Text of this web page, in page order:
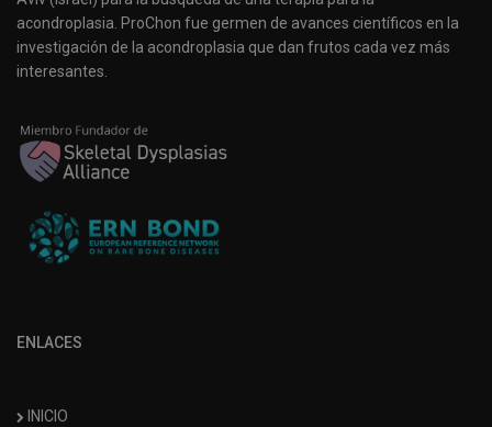
acondroplasia. ProChon fue germen de avances científicos en la
investigación de la acondroplasia que dan frutos cada vez más
interesantes.
ENLACES
INICIO